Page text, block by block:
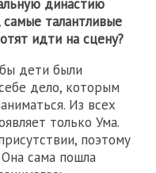
династию
талантливые
идти на сцену?
дети были
дело, которым
Из всех
только Ума.
поэтому
сама пошла